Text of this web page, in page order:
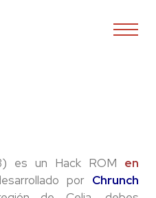
es un Hack ROM en
por Chrunch